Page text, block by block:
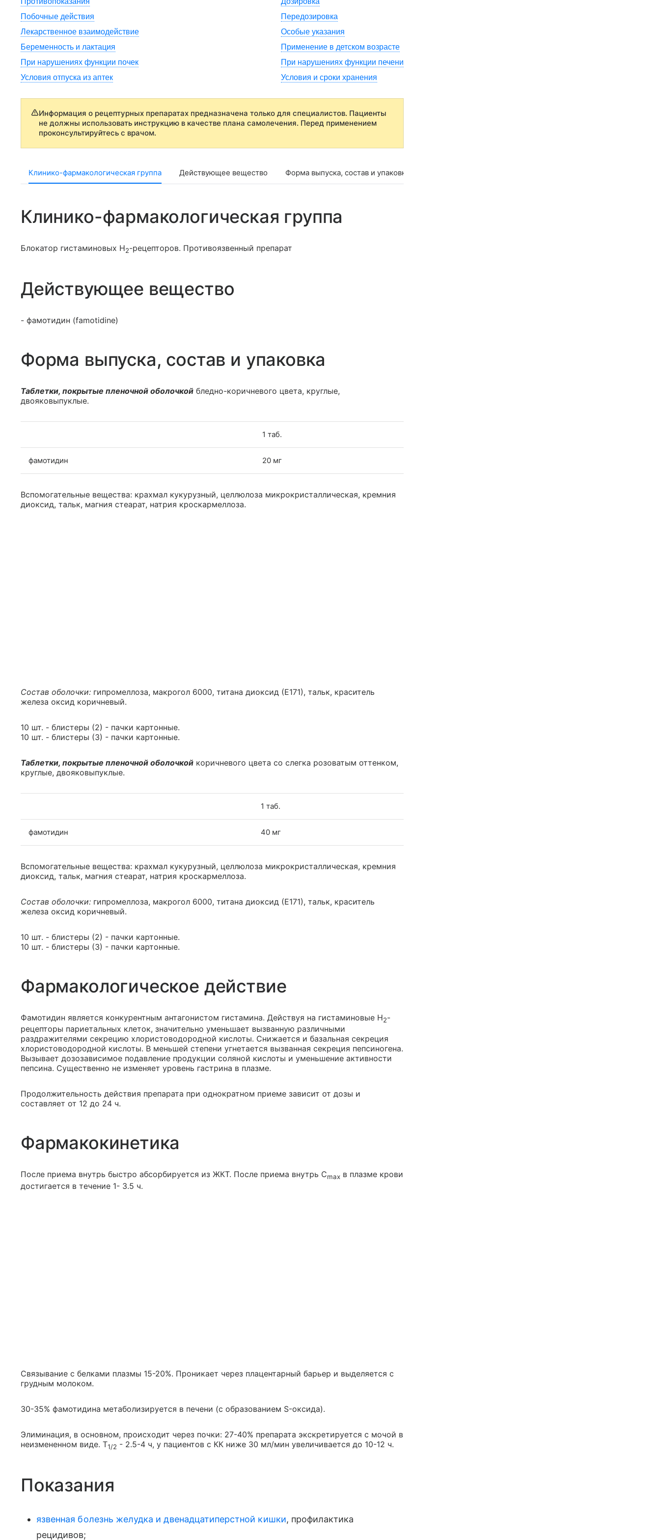
Побочные действия
Передозировка
Лекарственное взаимодействие
Особые указания
Беременность и лактация
Применение в детском возрасте
При нарушениях функции почек
При нарушениях функции печени
Условия отпуска из аптек
Условия и сроки хранения
Информация о рецептурных препаратах предназначена только для специалистов. Пациенты
не должны использовать инструкцию в качестве плана самолечения. Перед применением
проконсультируйтесь с врачом.
Клинико-фармакологическая группа Действующее вещество Форма выпуска, состав и упаковка
Клинико-фармакологическая группа
Блокатор гистаминовых Н2-рецепторов. Противоязвенный препарат
Действующее вещество
- фамотидин (famotidine)
Форма выпуска, состав и упаковка
Таблетки, покрытые пленочной оболочкой бледно-коричневого цвета, круглые,
двояковыпуклые.
1 таб.
фамотидин 20 мг
Вспомогательные вещества: крахмал кукурузный, целлюлоза микрокристаллическая, кремния
диоксид, тальк, магния стеарат, натрия кроскармеллоза.
Состав оболочки: гипромеллоза, макрогол 6000, титана диоксид (Е171), тальк, краситель
железа оксид коричневый.
10 шт. - блистеры (2) - пачки картонные.
10 шт. - блистеры (3) - пачки картонные.
Таблетки, покрытые пленочной оболочкой коричневого цвета со слегка розоватым оттенком,
круглые, двояковыпуклые.
1 таб.
фамотидин 40 мг
Вспомогательные вещества: крахмал кукурузный, целлюлоза микрокристаллическая, кремния
диоксид, тальк, магния стеарат, натрия кроскармеллоза.
Состав оболочки: гипромеллоза, макрогол 6000, титана диоксид (Е171), тальк, краситель
железа оксид коричневый.
10 шт. - блистеры (2) - пачки картонные.
10 шт. - блистеры (3) - пачки картонные.
Фармакологическое действие
Фамотидин является конкурентным антагонистом гистамина. Действуя на гистаминовые H2-
рецепторы париетальных клеток, значительно уменьшает вызванную различными
раздражителями секрецию хлористоводородной кислоты. Снижается и базальная секреция
хлористоводородной кислоты. В меньшей степени угнетается вызванная секреция пепсиногена.
Вызывает дозозависимое подавление продукции соляной кислоты и уменьшение активности
пепсина. Существенно не изменяет уровень гастрина в плазме.
Продолжительность действия препарата при однократном приеме зависит от дозы и
составляет от 12 до 24 ч.
Фармакокинетика
После приема внутрь быстро абсорбируется из ЖКТ. После приема внутрь Cmax в плазме крови
достигается в течение 1- 3.5 ч.
Связывание с белками плазмы 15-20%. Проникает через плацентарный барьер и выделяется с
грудным молоком.
30-35% фамотидина метаболизируется в печени (с образованием S-оксида).
Элиминация, в основном, происходит через почки: 27-40% препарата экскретируется с мочой в
неизмененном виде. T1/2 - 2.5-4 ч, у пациентов с КК ниже 30 мл/мин увеличивается до 10-12 ч.
Показания
язвенная болезнь желудка и двенадцатиперстной кишки, профилактика
рецидивов;